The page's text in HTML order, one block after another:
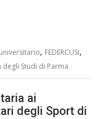
, FEDERCUSI,
degli Studi di Parma
ai
degli Sport di